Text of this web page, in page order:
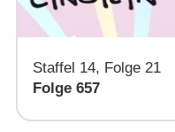
Staffel 14, Folge 21
Folge 657